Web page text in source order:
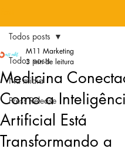
Todos posts
Na midia
Press Release
Todos posts
Medicina
Como a
Artificial Está
Transformando a
M11 Marketing
3 min de leitura